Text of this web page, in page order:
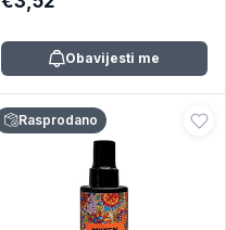
Obavijesti me
Rasprodano